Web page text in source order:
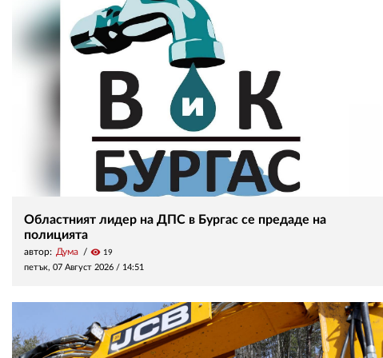
Областният лидер на ДПС в Бургас се предаде на
полицията
автор: Дума visibility 19
петък, 07 Август 2026 / 14:51